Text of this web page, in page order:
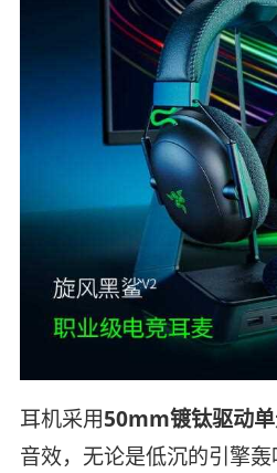
耳机采用50mm镀钛驱动
音效，无论是低沉的引擎轰